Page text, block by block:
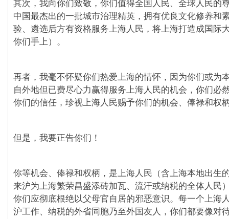
其次，我向你们致敬，你们值得全国人民、全球人民的
中国最杰出的一批城市治理精英，拥有优良文化修养和
验、遴选后方有资格服务上海人民，将上海打造成国际
你们手上）。
再者，我毫不怀疑你们热爱上海的情怀，因为你们或为
自外地但已费尽心力赢得服务上海人民的机会，你们必
你们的信任，珍视上海人民赐予你们的机会、俸禄和权
但是，我要正告你们！
你等机会、俸禄和权柄，是上海人民（含上海本地出生
来沪为上海繁荣昌盛添砖加瓦、流汗或纳税的全体人民
你们应彻底根绝以父母官自居的邪恶意识。每一个上海
沪工作、纳税的外省同胞乃至外国友人，你们都要像对